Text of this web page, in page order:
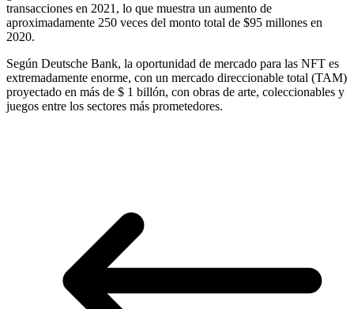
transacciones en 2021, lo que muestra un aumento de
aproximadamente 250 veces del monto total de $95 millones en
2020.
Según Deutsche Bank, la oportunidad de mercado para las NFT es
extremadamente enorme, con un mercado direccionable total (TAM)
proyectado en más de $ 1 billón, con obras de arte, coleccionables y
juegos entre los sectores más prometedores.